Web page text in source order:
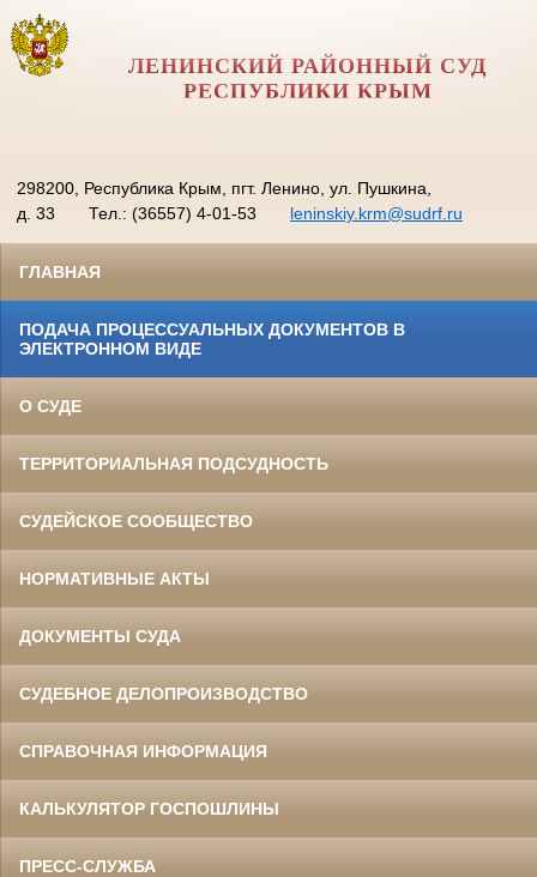
ЛЕНИНСКИЙ РАЙОННЫЙ СУД
РЕСПУБЛИКИ КРЫМ
298200, Республика Крым, пгт. Ленино, ул. Пушкина,
д. 33
Тел.: (36557) 4-01-53 leninskiy.krm@sudrf.ru
ГЛАВНАЯ
ПОДАЧА ПРОЦЕССУАЛЬНЫХ ДОКУМЕНТОВ В
ЭЛЕКТРОННОМ ВИДЕ
О СУДЕ
ТЕРРИТОРИАЛЬНАЯ ПОДСУДНОСТЬ
СУДЕЙСКОЕ СООБЩЕСТВО
НОРМАТИВНЫЕ АКТЫ
ДОКУМЕНТЫ СУДА
СУДЕБНОЕ ДЕЛОПРОИЗВОДСТВО
СПРАВОЧНАЯ ИНФОРМАЦИЯ
КАЛЬКУЛЯТОР ГОСПОШЛИНЫ
ПРЕСС-СЛУЖБА